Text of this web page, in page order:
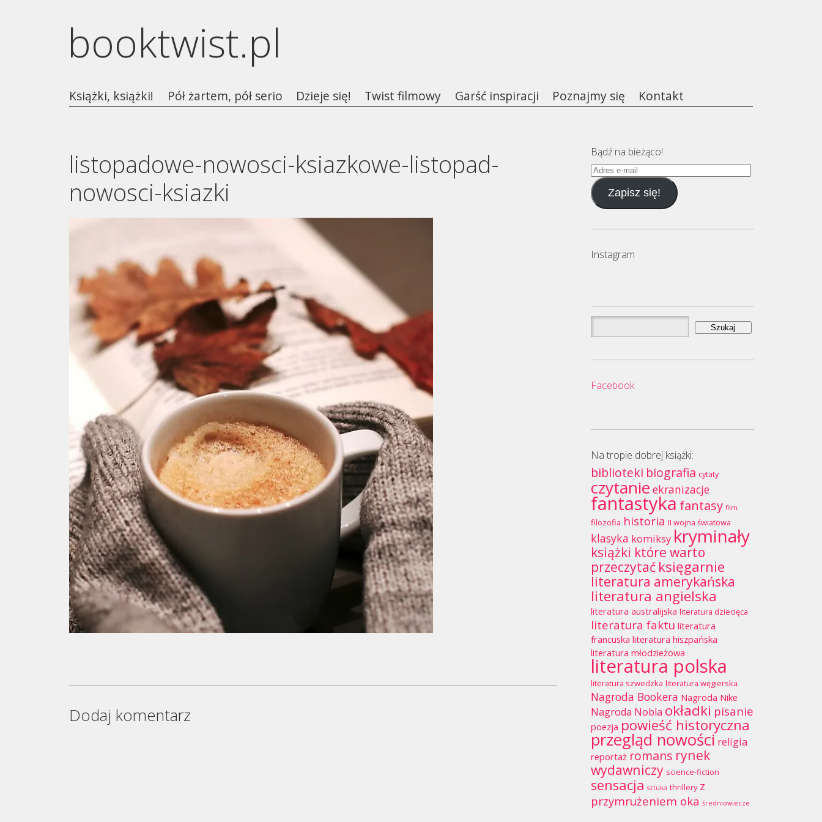
booktwist.pl
Książki, książki! Pół żartem, pół serio Dzieje się! Twist filmowy Garść inspiracji Poznajmy się Kontakt
listopadowe-nowosci-ksiazkowe-listopad-
nowosci-ksiazki
Dodaj komentarz
Bądź na bieżąco!
Adres
e-
mailZapisz się!
Instagram
Szukaj:
Facebook
Na tropie dobrej książki:
biblioteki biografia cytaty
czytanie ekranizacje
fantastyka fantasy film
filozofia historia II wojna światowa
klasyka komiksy kryminały
książki które warto
przeczytać księgarnie
literatura amerykańska
literatura angielska
literatura australijska literatura dziecięca
literatura faktu literatura
francuska literatura hiszpańska
literatura młodzieżowa
literatura polska
literatura szwedzka literatura węgierska
Nagroda Bookera Nagroda Nike
Nagroda Nobla okładki pisanie
poezja powieść historyczna
przegląd nowości religia
reportaż romans rynek
wydawniczy science-fiction
sensacja sztuka thrillery z
przymrużeniem oka średniowiecze